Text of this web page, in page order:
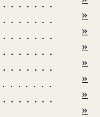
»
»
»
»
»
»
»